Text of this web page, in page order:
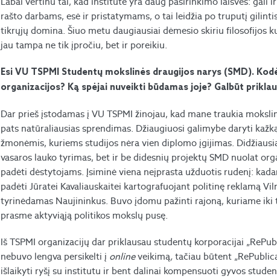
rašto darbams, esė ir pristatymams, o tai leidžia po truputį
tikrųjų domina. Šiuo metu daugiausiai dėmesio skiriu filosofijos
jau tampa ne tik įpročiu, bet ir poreikiu.
Esi VU TSPMI Studentų mokslinės draugijos narys (SMD).
organizacijos? Ką spėjai nuveikti būdamas joje? Galbūt
Dar prieš įstodamas į VU TSPMI žinojau, kad mane traukia
pats natūraliausias sprendimas. Džiaugiuosi galimybe daryti
žmonėmis, kuriems studijos nėra vien diplomo įgijimas.
vasaros lauko tyrimas, bet ir be didesnių projektų SMD nuolat
padėti dėstytojams. Įsiminė viena neįprasta užduotis rudenį:
padėti Jūratei Kavaliauskaitei kartografuojant politinę reklamą
tyrinėdamas Naujininkus. Buvo įdomu pažinti rajoną, kuriame
prasme aktyviąją politikos mokslų pusę.
Iš TSPMI organizacijų dar priklausau studentų korporacijai
nebuvo lengva persikelti į onlineveikimą,tačiau būtent
išlaikyti ryšį su institutu ir bent dalinai kompensuoti gyvos